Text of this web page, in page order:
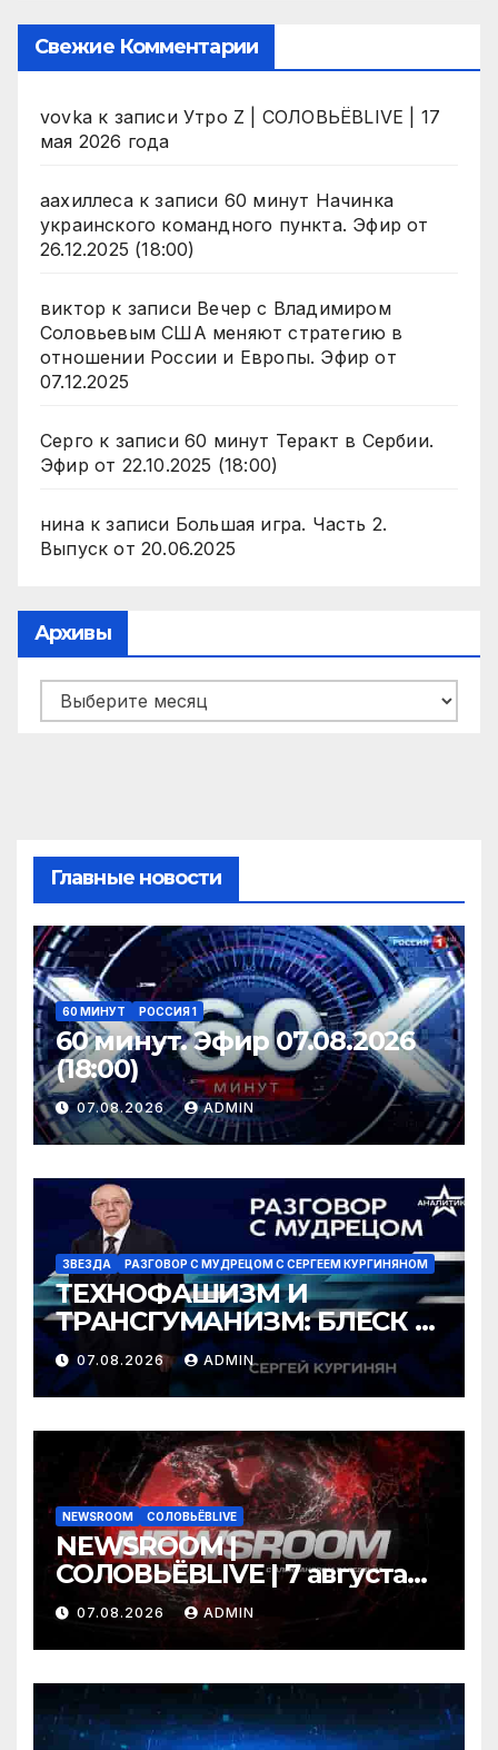
Свежие Комментарии
vovka к записи Утро Z | СОЛОВЬЁВLIVE | 17
мая 2026 года
аахиллесак записи 60 минут Начинка
украинского командного пункта. Эфир от
26.12.2025 (18:00)
виктор к записи Вечер с Владимиром
Соловьевым США меняют стратегию в
отношении России и Европы. Эфир от
07.12.2025
Серго к записи 60 минут Теракт в Сербии.
Эфир от 22.10.2025 (18:00)
нинак записи Большая игра. Часть 2.
Выпуск от 20.06.2025
Архивы
Архивы
Главные новости
60 МИНУТ РОССИЯ 1
60 минут. Эфир 07.08.2026
(18:00)
07.08.2026 ADMIN
ЗВЕЗДА РАЗГОВОР С МУДРЕЦОМ С СЕРГЕЕМ КУРГИНЯНОМ
ТЕХНОФАШИЗМ И
ТРАНСГУМАНИЗМ: БЛЕСК И
НИЩЕТА ГРЯДУЩЕГО
07.08.2026 ADMIN
NEWSROOM СОЛОВЬЁВLIVE
NEWSROOM |
СОЛОВЬЁВLIVE | 7 августа
2026 года
07.08.2026 ADMIN